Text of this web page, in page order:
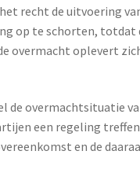
recht de uitvoering
op te schorten, totdat
overmacht oplevert
de overmachtsituatie
een regeling
en de